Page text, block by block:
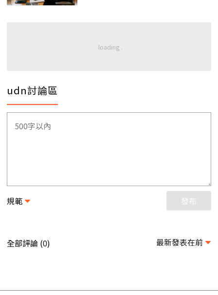
udn討論區
規範 發布
全部評論 (0) 最新發表在前